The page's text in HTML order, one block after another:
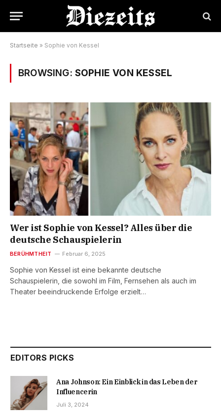
Startseite » Sophie von Kessel
BROWSING: SOPHIE VON KESSEL
Wer ist Sophie von Kessel? Alles über die
deutsche Schauspielerin
BERÜHMTHEIT Februar 6, 2025
Sophie von Kessel ist eine bekannte deutsche
Schauspielerin, die sowohl im Film, Fernsehen als auch im
Theater beeindruckende Erfolge erzielt…
EDITORS PICKS
Ana Johnson: Ein Einblick in das Leben der
Influencerin
Juli 3, 2024